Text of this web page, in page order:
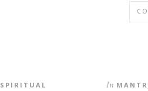
SPIRITUAL In